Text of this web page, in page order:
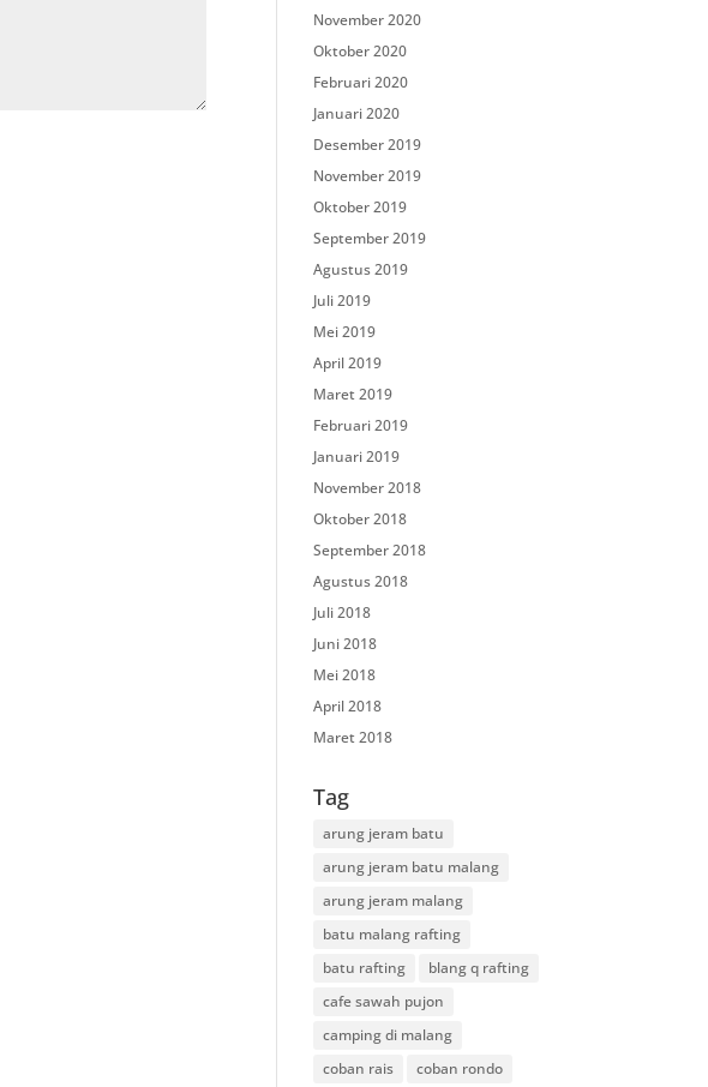
November 2020
Oktober 2020
Februari 2020
Januari 2020
Desember 2019
November 2019
Oktober 2019
September 2019
Agustus 2019
Juli 2019
Mei 2019
April 2019
Maret 2019
Februari 2019
Januari 2019
November 2018
Oktober 2018
September 2018
Agustus 2018
Juli 2018
Juni 2018
Mei 2018
April 2018
Maret 2018
Tag
arung jeram batu
arung jeram batu malang
arung jeram malang
batu malang rafting
batu rafting
blang q rafting
cafe sawah pujon
camping di malang
coban rais
coban rondo